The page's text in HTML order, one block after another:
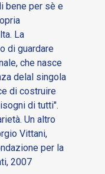
bene per sè e
La
di guardare
che nasce
delal singola
di costruire
di tutti".
Un altro
Vittani,
per la
2007